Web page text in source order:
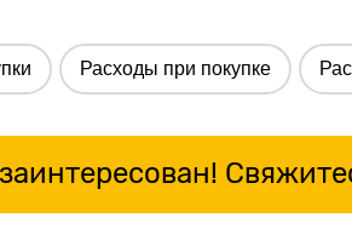
Расходы при покупке